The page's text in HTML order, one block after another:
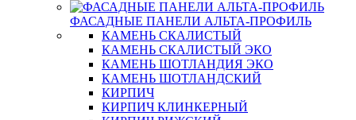
ФАСАДНЫЕ ПАНЕЛИ АЛЬТА-ПРОФИЛЬ
КАМЕНЬ СКАЛИСТЫЙ
КАМЕНЬ СКАЛИСТЫЙ ЭКО
КАМЕНЬ ШОТЛАНДИЯ ЭКО
КАМЕНЬ ШОТЛАНДСКИЙ
КИРПИЧ
КИРПИЧ КЛИНКЕРНЫЙ